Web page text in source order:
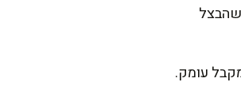
ומערבבים, ונותנים להם להתרכך 8-10 דק' עד שהבצל
עומק.